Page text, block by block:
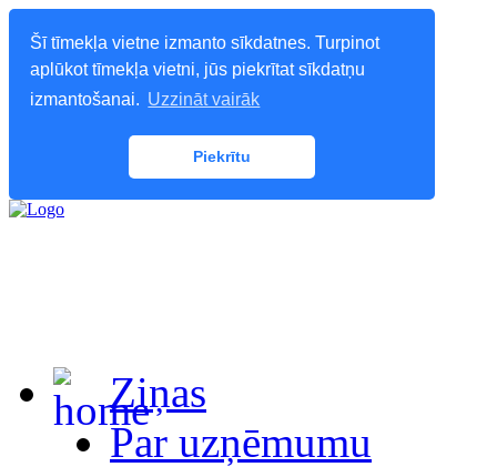
Šī tīmekļa vietne izmanto sīkdatnes. Turpinot
aplūkot tīmekļa vietni, jūs piekrītat sīkdatņu
izmantošanai. Uzzināt vairāk
Piekrītu
Ziņas
Par uzņēmumu